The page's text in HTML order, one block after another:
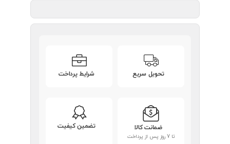
تحویل سریع شرایط پرداخت
ضمانت کالا
تا 7 روز پس از پرداخت
تضمین کیفیت